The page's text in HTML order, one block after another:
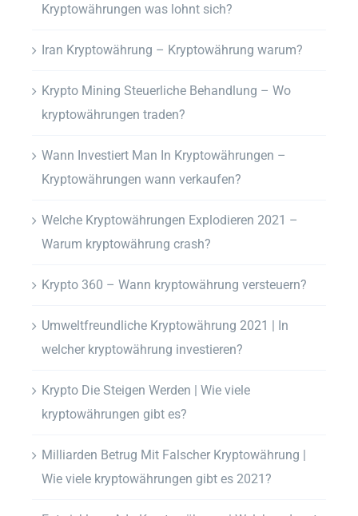
Kryptowährungen was lohnt sich?
Iran Kryptowährung – Kryptowährung warum?
Krypto Mining Steuerliche Behandlung – Wo
kryptowährungen traden?
Wann Investiert Man In Kryptowährungen –
Kryptowährungen wann verkaufen?
Welche Kryptowährungen Explodieren 2021 –
Warum kryptowährung crash?
Krypto 360 – Wann kryptowährung versteuern?
Umweltfreundliche Kryptowährung 2021 | In
welcher kryptowährung investieren?
Krypto Die Steigen Werden | Wie viele
kryptowährungen gibt es?
Milliarden Betrug Mit Falscher Kryptowährung |
Wie viele kryptowährungen gibt es 2021?